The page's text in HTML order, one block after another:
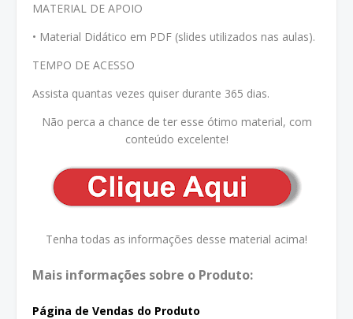
MATERIAL DE APOIO
• Material Didático em PDF (slides utilizados nas aulas).
TEMPO DE ACESSO
Assista quantas vezes quiser durante 365 dias.
Não perca a chance de ter esse ótimo material, com
conteúdo excelente!
Tenha todas as informações desse material acima!
Mais informações sobre o Produto:
Página de Vendas do Produto